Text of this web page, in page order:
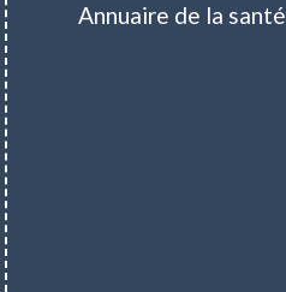
Annuaire de la santé